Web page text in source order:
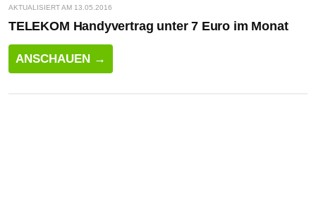
AKTUALISIERT AM 13.05.2016
TELEKOM Handyvertrag unter 7 Euro im Monat
ANSCHAUEN →